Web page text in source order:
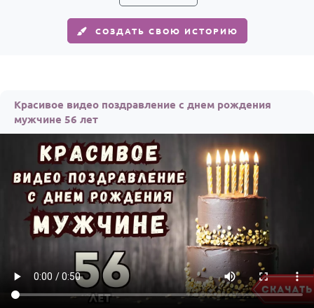
СОЗДАТЬ СВОЮ ИСТОРИЮ
Красивое видео поздравление с днем рождения
мужчине 56 лет